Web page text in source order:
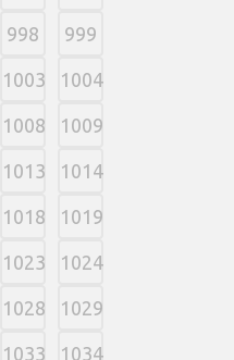
998 999
1003 1004
1008 1009
1013 1014
1018 1019
1023 1024
1028 1029
1033 1034